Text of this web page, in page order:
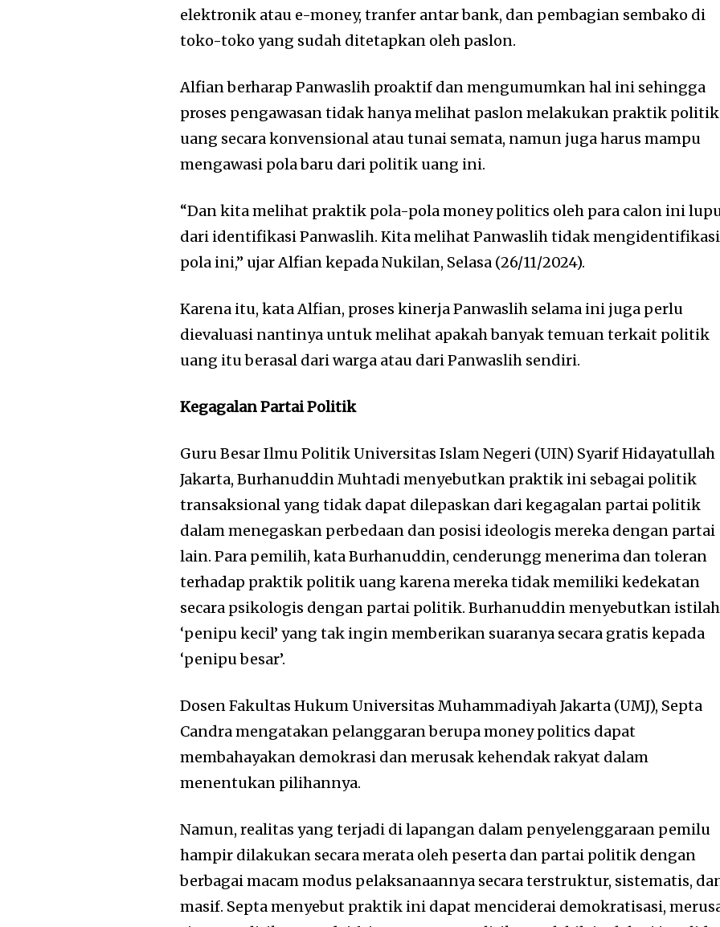
elektronik atau e-money, tranfer antar bank, dan pembagian sembako di
toko-toko yang sudah ditetapkan oleh paslon.
Alfian berharap Panwaslih proaktif dan mengumumkan hal ini sehingga
proses pengawasan tidak hanya melihat paslon melakukan praktik politik
uang secara konvensional atau tunai semata, namun juga harus mampu
mengawasi pola baru dari politik uang ini.
“Dan kita melihat praktik pola-pola money politics oleh para calon ini
dari identifikasi Panwaslih. Kita melihat Panwaslih tidak mengidentifikasi
pola ini,” ujar Alfian kepada Nukilan, Selasa (26/11/2024).
Karena itu, kata Alfian, proses kinerja Panwaslih selama ini juga perlu
dievaluasi nantinya untuk melihat apakah banyak temuan terkait politik
uang itu berasal dari warga atau dari Panwaslih sendiri.
Kegagalan Partai Politik
Guru Besar Ilmu Politik Universitas Islam Negeri (UIN) Syarif Hidayatullah
Jakarta, Burhanuddin Muhtadi menyebutkan praktik ini sebagai politik
transaksional yang tidak dapat dilepaskan dari kegagalan partai politik
dalam menegaskan perbedaan dan posisi ideologis mereka dengan partai
lain. Para pemilih, kata Burhanuddin, cenderungg menerima dan toleran
terhadap praktik politik uang karena mereka tidak memiliki kedekatan
secara psikologis dengan partai politik. Burhanuddin menyebutkan istilah
‘penipu kecil’ yang tak ingin memberikan suaranya secara gratis kepada
‘penipu besar’.
Dosen Fakultas Hukum Universitas Muhammadiyah Jakarta (UMJ), Septa
Candra mengatakan pelanggaran berupa money politics dapat
membahayakan demokrasi dan merusak kehendak rakyat dalam
menentukan pilihannya.
Namun, realitas yang terjadi di lapangan dalam penyelenggaraan pemilu
hampir dilakukan secara merata oleh peserta dan partai politik dengan
berbagai macam modus pelaksanaannya secara terstruktur, sistematis,
masif. Septa menyebut praktik ini dapat menciderai demokratisasi,